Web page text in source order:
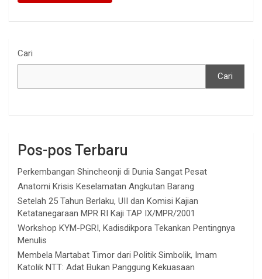
Cari
Cari
Pos-pos Terbaru
Perkembangan Shincheonji di Dunia Sangat Pesat
Anatomi Krisis Keselamatan Angkutan Barang
Setelah 25 Tahun Berlaku, UII dan Komisi Kajian
Ketatanegaraan MPR RI Kaji TAP IX/MPR/2001
Workshop KYM-PGRI, Kadisdikpora Tekankan Pentingnya
Menulis
Membela Martabat Timor dari Politik Simbolik, Imam
Katolik NTT: Adat Bukan Panggung Kekuasaan